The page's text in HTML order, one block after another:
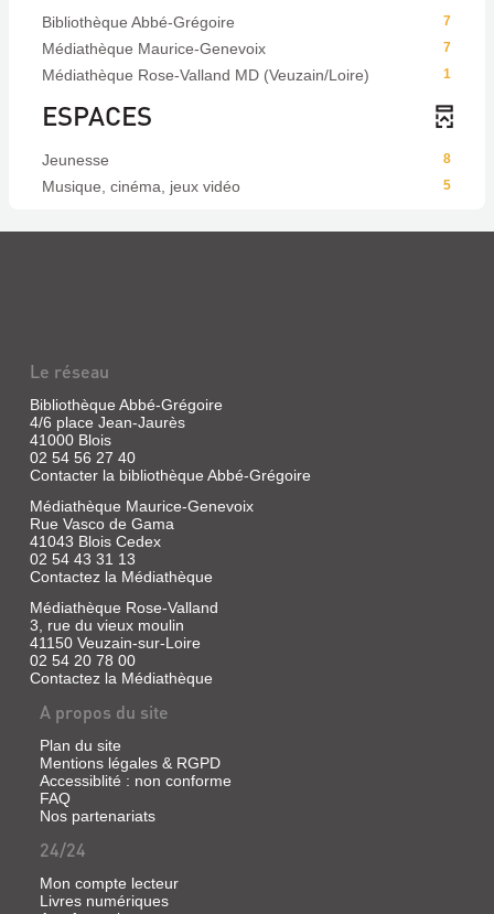
7
Bibliothèque Abbé-Grégoire
7
Médiathèque Maurice-Genevoix
1
Médiathèque Rose-Valland MD (Veuzain/Loire)
ESPACES
8
Jeunesse
5
Musique, cinéma, jeux vidéo
Le réseau
Bibliothèque Abbé-Grégoire
4/6 place Jean-Jaurès
41000 Blois
02 54 56 27 40
Contacter la bibliothèque Abbé-Grégoire
Médiathèque Maurice-Genevoix
Rue Vasco de Gama
41043 Blois Cedex
02 54 43 31 13
Contactez la Médiathèque
Médiathèque Rose-Valland
3, rue du vieux moulin
41150 Veuzain-sur-Loire
02 54 20 78 00
Contactez la Médiathèque
A propos du site
Plan du site
Mentions légales & RGPD
Accessiblité : non conforme
FAQ
Nos partenariats
24/24
Mon compte lecteur
Livres numériques